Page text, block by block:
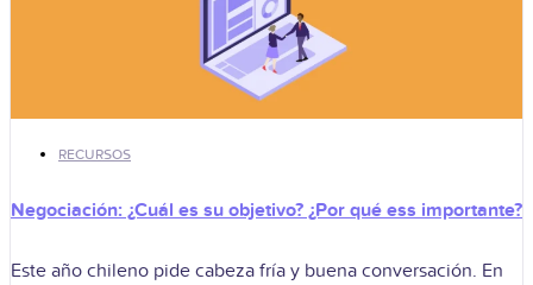
RECURSOS
Negociación: ¿Cuál es su objetivo? ¿Por qué ess importante?
Este año chileno pide cabeza fría y buena conversación. En